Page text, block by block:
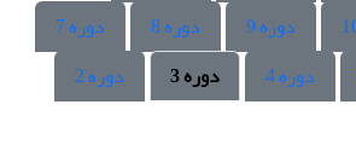
دوره 9 دوره 8
دوره 7
دوره 4 دوره 3
دوره 2